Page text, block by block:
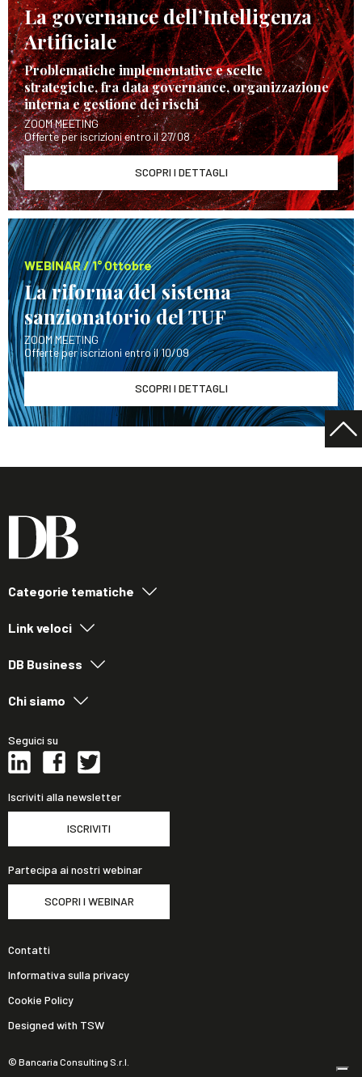
La governance dell’Intelligenza
Artificiale
Problematiche implementative e scelte
strategiche, fra data governance, organizzazione
interna e gestione dei rischi
ZOOM MEETING
Offerte per iscrizioni entro il 27/08
SCOPRI I DETTAGLI
WEBINAR / 1° Ottobre
La riforma del sistema
sanzionatorio del TUF
ZOOM MEETING
Offerte per iscrizioni entro il 10/09
SCOPRI I DETTAGLI
Categorie tematiche
Link veloci
DB Business
Chi siamo
Seguici su
Iscriviti alla newsletter
ISCRIVITI
Partecipa ai nostri webinar
SCOPRI I WEBINAR
© Bancaria Consulting S.r.l.
Contatti
Informativa sulla privacy
Cookie Policy
Designed with TSW